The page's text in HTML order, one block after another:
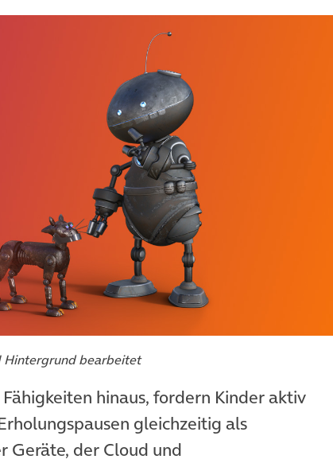
bearbeitet
hinaus, fordern Kinder aktiv
gleichzeitig als
Geräte, der Cloud und